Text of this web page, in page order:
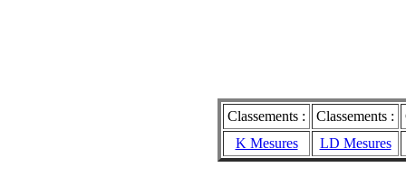
Classements : Classements :
K Mesures
LD Mesures